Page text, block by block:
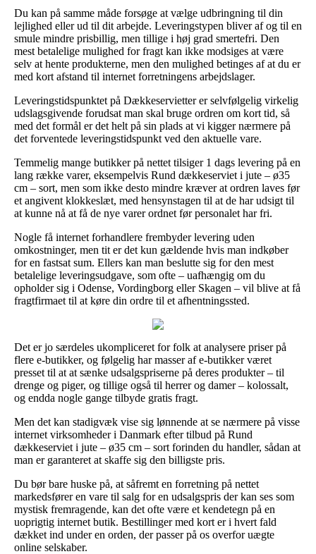
Du kan på samme måde forsøge at vælge udbringning til din
lejlighed eller ud til dit arbejde. Leveringstypen bliver af og til en
smule mindre prisbillig, men tillige i høj grad smertefri. Den
mest betalelige mulighed for fragt kan ikke modsiges at være
selv at hente produkterne, men den mulighed betinges af at du er
med kort afstand til internet forretningens arbejdslager.
Leveringstidspunktet på Dækkeservietter er selvfølgelig virkelig
udslagsgivende forudsat man skal bruge ordren om kort tid, så
med det formål er det helt på sin plads at vi kigger nærmere på
det forventede leveringstidspunkt ved den aktuelle vare.
Temmelig mange butikker på nettet tilsiger 1 dags levering på en
lang række varer, eksempelvis Rund dækkeserviet i jute – ø35
cm – sort, men som ikke desto mindre kræver at ordren laves før
et angivent klokkeslæt, med hensynstagen til at de har udsigt til
at kunne nå at få de nye varer ordnet før personalet har fri.
Nogle få internet forhandlere frembyder levering uden
omkostninger, men tit er det kun gældende hvis man indkøber
for en fastsat sum. Ellers kan man beslutte sig for den mest
betalelige leveringsudgave, som ofte – uafhængig om du
opholder sig i Odense, Vordingborg eller Skagen – vil blive at få
fragtfirmaet til at køre din ordre til et afhentningssted.
Det er jo særdeles ukompliceret for folk at analysere priser på
flere e-butikker, og følgelig har masser af e-butikker været
presset til at at sænke udsalgspriserne på deres produkter – til
drenge og piger, og tillige også til herrer og damer – kolossalt,
og endda nogle gange tilbyde gratis fragt.
Men det kan stadigvæk vise sig lønnende at se nærmere på visse
internet virksomheder i Danmark efter tilbud på Rund
dækkeserviet i jute – ø35 cm – sort forinden du handler, sådan at
man er garanteret at skaffe sig den billigste pris.
Du bør bare huske på, at såfremt en forretning på nettet
markedsfører en vare til salg for en udsalgspris der kan ses som
mystisk fremragende, kan det ofte være et kendetegn på en
uoprigtig internet butik. Bestillinger med kort er i hvert fald
dækket ind under en orden, der passer på os overfor uægte
online selskaber.